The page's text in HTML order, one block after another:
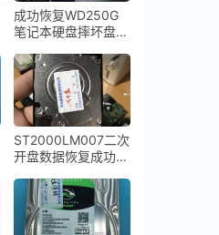
成功恢复WD250G
笔记本硬盘摔坏盘体
ST2000LM007二次
开盘数据恢复成功希